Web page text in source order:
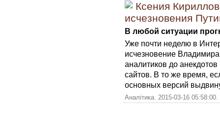
Ксения
исчезновения
В любой ситуации
Уже почти неделю в
исчезновение
аналитиков до
сайтов. В то же время,
основных версий
Аналітика. 2015-03-16